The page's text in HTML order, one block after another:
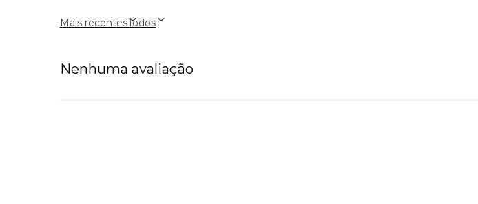
Mais recentesTodos
Nenhuma avaliação